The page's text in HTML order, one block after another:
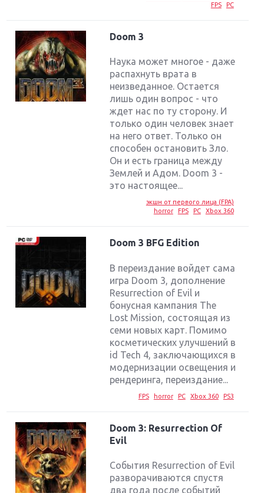
FPS
PC
Doom 3
Наука может многое - даже
распахнуть врата в
неизведанное. Остается
лишь один вопрос - что
ждет нас по ту сторону. И
только один человек знает
на него ответ. Только он
способен остановить Зло.
Он и есть граница между
Землей и Адом. Doom 3 -
это настоящее...
экшн от первого лица (FPA)
horror
FPS PC Xbox 360
Doom 3 BFG Edition
В переиздание войдет сама
игра Doom 3, дополнение
Resurrection of Evil и
бонусная кампания The
Lost Mission, состоящая из
семи новых карт. Помимо
косметических улучшений в
id Tech 4, заключающихся в
модернизации освещения и
рендеринга, переиздание...
FPS horror PC Xbox 360 PS3
Doom 3: Resurrection Of
Evil
События Resurrection of Evil
разворачиваются спустя
два года после событий